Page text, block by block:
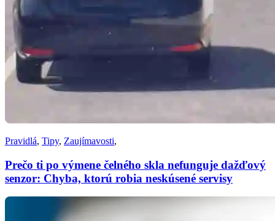
Pravidlá, Tipy, Zaujímavosti,
Prečo ti po výmene čelného skla nefunguje dažďový
senzor: Chyba, ktorú robia neskúsené servisy